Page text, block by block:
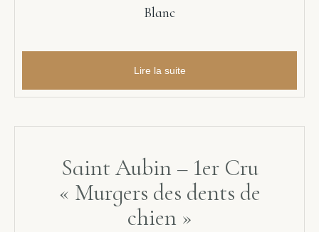
Blanc
Lire la suite
Saint Aubin – 1er Cru
« Murgers des dents de
chien »